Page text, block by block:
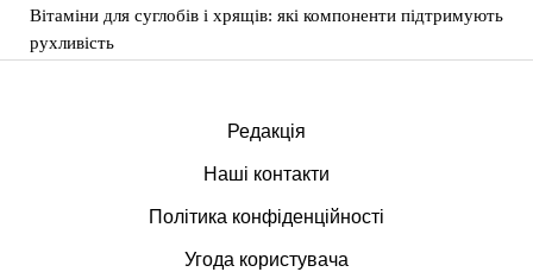
Вітаміни для суглобів і хрящів: які компоненти підтримують
рухливість
Редакція
Наші контакти
Політика конфіденційності
Угода користувача